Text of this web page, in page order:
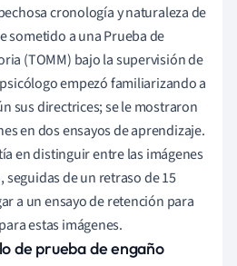
cronología y naturaleza de
sometido a una Prueba de
(TOMM) bajo la supervisión de
empezó familiarizando a
sus directrices; se le mostraron
en dos ensayos de aprendizaje.
en distinguir entre las imágenes
de un retraso de 15
a un ensayo de retención para
estas imágenes.
de prueba de engaño